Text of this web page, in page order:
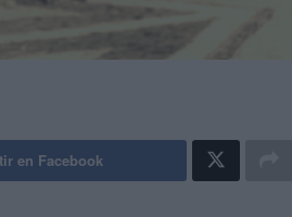
en Facebook